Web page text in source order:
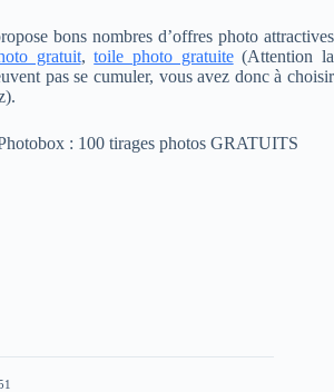
bons nombres d’offres photo attractives
gratuit,toile photo gratuite(Attention la
pas se cumuler, vous avez donc à choisir
: 100 tirages photos GRATUITS